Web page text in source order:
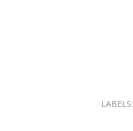
LABELS: